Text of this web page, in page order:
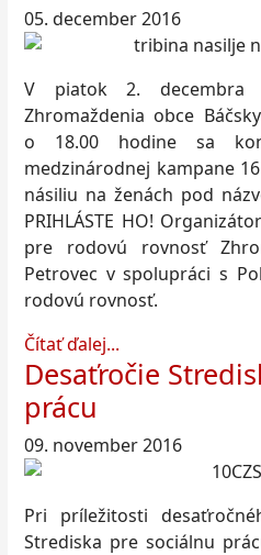
05. december 2016
V piatok 2. decembra
Zhromaždenia obce
o 18.00 hodine sa
medzinárodnej kampane
násiliu na ženách pod
PRIHLÁSTE HO!
pre rodovú rovnosť
Petrovec v spolupráci s
rodovú rovnosť.
Čítať ďalej...
Desaťročie
prácu
09. november 2016
Pri príležitosti
Strediska pre sociálnu